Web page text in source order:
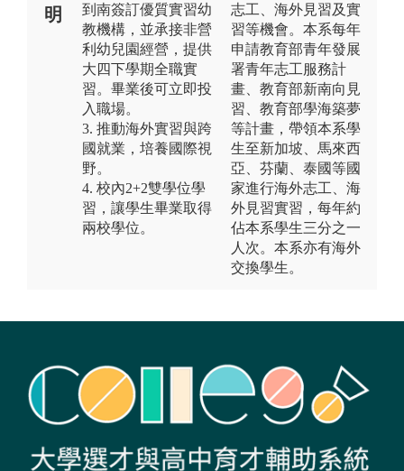
明
到南簽訂優質實習幼
教機構，並承接非營
利幼兒園經營，提供
大四下學期全職實
習。畢業後可立即投
入職場。
3. 推動海外實習與跨
國就業，培養國際視
野。
4. 校內2+2雙學位學
習，讓學生畢業取得
兩校學位。
志工、海外見習及實
習等機會。本系每年
申請教育部青年發展
署青年志工服務計
畫、教育部新南向見
習、教育部學海築夢
等計畫，帶領本系學
生至新加坡、馬來西
亞、芬蘭、泰國等國
家進行海外志工、海
外見習實習，每年約
佔本系學生三分之一
人次。本系亦有海外
交換學生。